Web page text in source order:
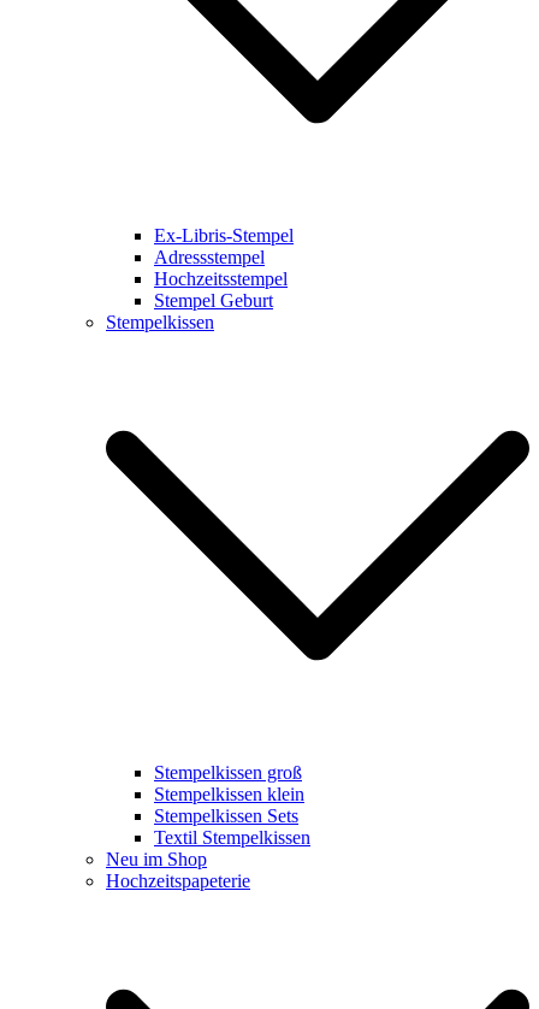
Ex-Libris-Stempel
Adressstempel
Hochzeitsstempel
Stempel Geburt
Stempelkissen
Stempelkissen groß
Stempelkissen klein
Stempelkissen Sets
Textil Stempelkissen
Neu im Shop
Hochzeitspapeterie